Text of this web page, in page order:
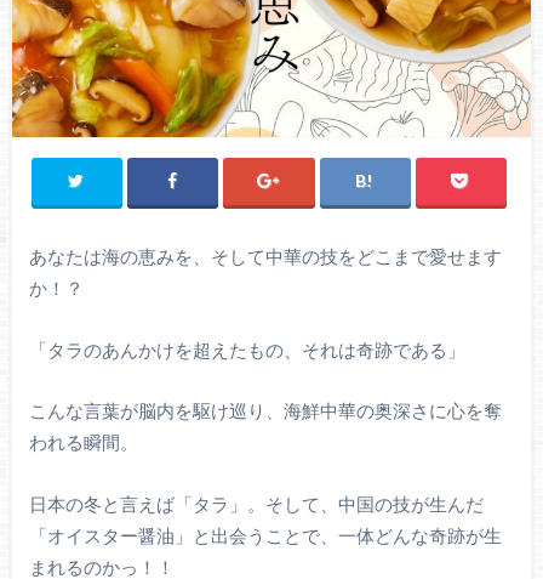
あなたは海の恵みを、そして中華の技をどこまで愛せます
か！？
「タラのあんかけを超えたもの、それは奇跡である」
こんな言葉が脳内を駆け巡り、海鮮中華の奥深さに心を奪
われる瞬間。
日本の冬と言えば「タラ」。そして、中国の技が生んだ
「オイスター醤油」と出会うことで、一体どんな奇跡が生
まれるのかっ！！